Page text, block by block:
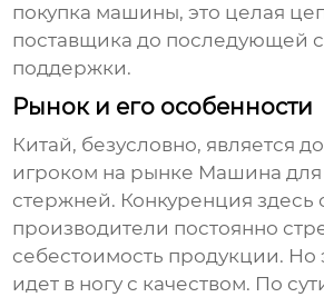
покупка машины, это целая
поставщика до последующей
поддержки.
Рынок и его особенности
Китай, безусловно, является
игроком на рынке Машина для
стержней. Конкуренция здесь
производители постоянно
себестоимость продукции. Но
идет в ногу с качеством. По